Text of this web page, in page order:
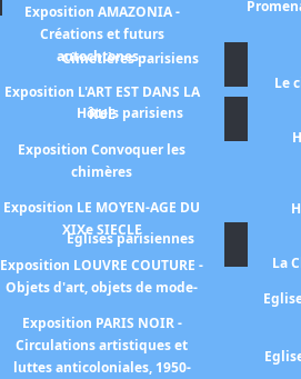
Exposition AMAZONIA -
Créations et futurs
autochtones -
Exposition L'ART EST DANS LA
RUE
Exposition Convoquer les
chimères
Exposition LE MOYEN-AGE DU
XIXe SIECLE
Exposition LOUVRE COUTURE -
Objets d'art, objets de mode-
Exposition PARIS NOIR -
Circulations artistiques et
luttes anticoloniales, 1950-
Cimetières parisiens
Le
Hôtels parisiens
Eglises parisiennes
La